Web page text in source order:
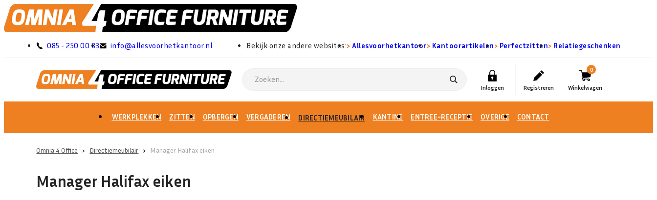
085 - 250 00 83 info@allesvoorhetkantoor.nl Bekijk onze andere websites:› Allesvoorhetkantoor› Kantoorartikelen› Perfectzitten› Relatiegeschenken
0
WERKPLEKKEN ZITTEN OPBERGEN VERGADEREN DIRECTIEMEUBILAIR KANTINE ENTREE-RECEPTIE OVERIGE CONTACT
Omnia 4 Office › Directiemeubilair › Manager Halifax eiken
Manager Halifax eiken